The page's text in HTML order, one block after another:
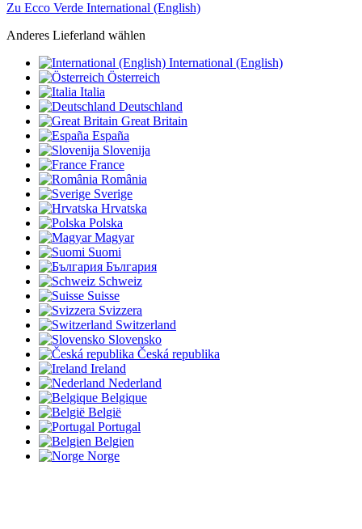
Zu Ecco Verde International (English)
Anderes Lieferland wählen
International (English)
Österreich
Italia
Deutschland
Great Britain
España
Slovenija
France
România
Sverige
Hrvatska
Polska
Magyar
Suomi
България
Schweiz
Suisse
Svizzera
Switzerland
Slovensko
Česká republika
Ireland
Nederland
Belgique
België
Portugal
Belgien
Norge